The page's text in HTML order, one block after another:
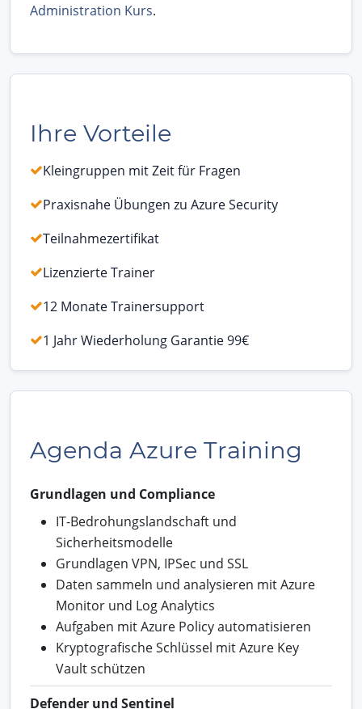
Administration Kurs.
Ihre Vorteile
Kleingruppen mit Zeit für Fragen
Praxisnahe Übungen zu Azure Security
Teilnahmezertifikat
Lizenzierte Trainer
12 Monate Trainersupport
1 Jahr Wiederholung Garantie 99€
Agenda Azure Training
Grundlagen und Compliance
IT-Bedrohungslandschaft und
Sicherheitsmodelle
Grundlagen VPN, IPSec und SSL
Daten sammeln und analysieren mit Azure
Monitor und Log Analytics
Aufgaben mit Azure Policy automatisieren
Kryptografische Schlüssel mit Azure Key
Vault schützen
Defender und Sentinel